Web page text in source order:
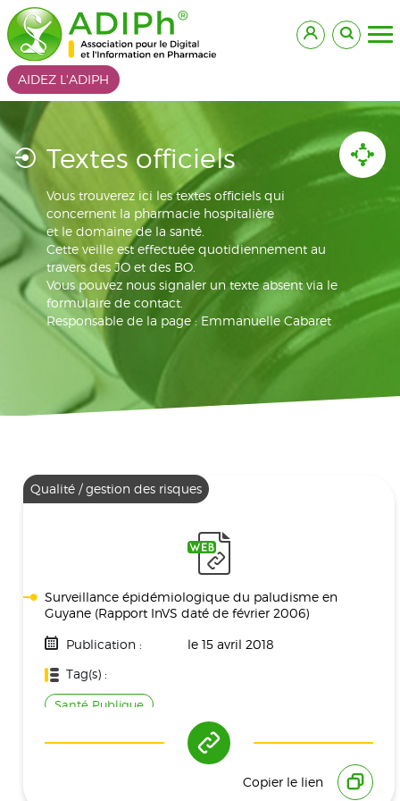
AIDEZ L'ADIPH
Textes officiels
Vous trouverez ici les textes officiels qui
concernent la pharmacie hospitalière
et le domaine de la santé.
Cette veille est effectuée quotidiennement au
travers des JO et des BO.
Vous pouvez nous signaler un texte absent via le
formulaire de contact.
Responsable de la page : Emmanuelle Cabaret
Qualité / gestion des risques
Surveillance épidémiologique du paludisme en
Guyane (Rapport InVS daté de février 2006)
Publication :
le 15 avril 2018
Tag(s) :
Santé Publique
Copier le lien